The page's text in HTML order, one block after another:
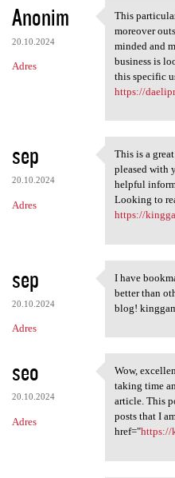
Anonim
20.10.2024
Adres
This
This
moreover
minded and
business is
this specific
https://
sep
20.10.2024
Adres
This is a
This is a
pleased with
helpful
Looking to
https://
sep
20.10.2024
Adres
I have
I have
better than
blog!
seo
20.10.2024
Adres
Wow,
Wow,
taking time
article. This
posts that I
href="https://